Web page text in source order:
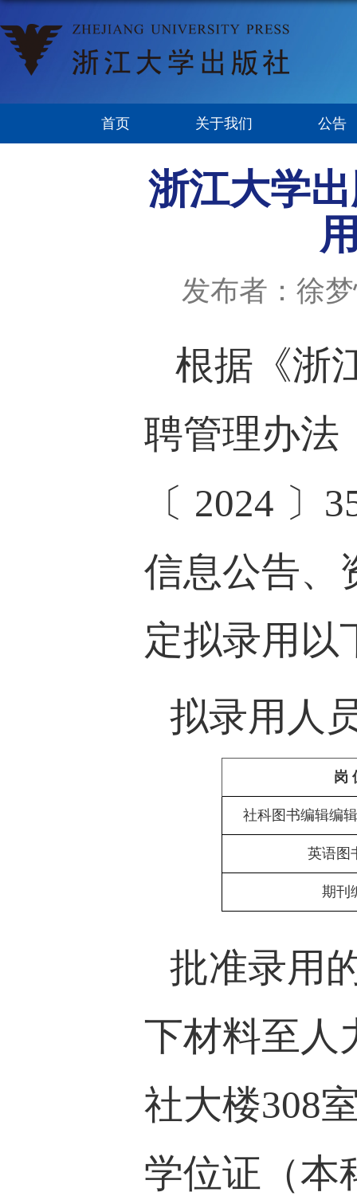
首页 关于我们 公告
浙江大学
发布者：徐
根据《浙
聘管理办法
〔 2024 〕
信息公告、
定拟录用以
拟录用人
岗
社科图书编辑编
英语图
期刊
批准录用
下材料至人
社大楼308
学位证（本